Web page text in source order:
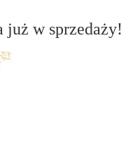
już w sprzedaży!